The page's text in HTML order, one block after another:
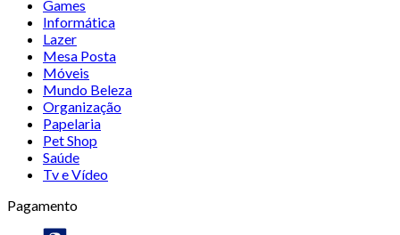
Games
Informática
Lazer
Mesa Posta
Móveis
Mundo Beleza
Organização
Papelaria
Pet Shop
Saúde
Tv e Vídeo
Pagamento